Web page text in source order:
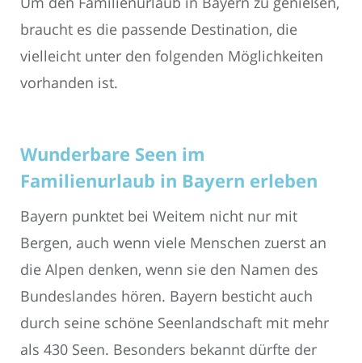
braucht es die passende Destination, die
vielleicht unter den folgenden Möglichkeiten
vorhanden ist.
Wunderbare Seen im
Familienurlaub in Bayern erleben
Bayern punktet bei Weitem nicht nur mit
Bergen, auch wenn viele Menschen zuerst an
die Alpen denken, wenn sie den Namen des
Bundeslandes hören. Bayern besticht auch
durch seine schöne Seenlandschaft mit mehr
als 430 Seen. Besonders bekannt dürfte der